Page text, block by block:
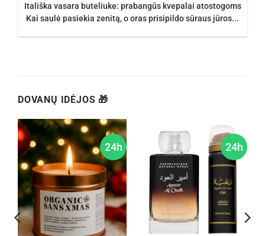
Itališka vasara buteliuke: prabangūs kvepalai atostogoms
Kai saulė pasiekia zenitą, o oras prisipildo sūraus jūros...
DOVANŲ IDĖJOS 🎁
24h 24h